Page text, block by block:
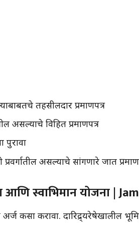
तहसीलदार प्रमाणपत्र
असल्याचे विहित प्रमाणपत्र
पुरावा
असल्याचे सांगणारे जात
स्वाभिमान योजना |
कसा करावा. दारिद्र्यरेषेखालील